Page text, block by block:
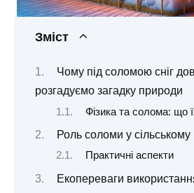
Зміст
Чому під соломою сніг
розгадуємо загадку природи
Фізика та солома: що
Роль соломи у сільському
Практичні аспекти
Екопереваги